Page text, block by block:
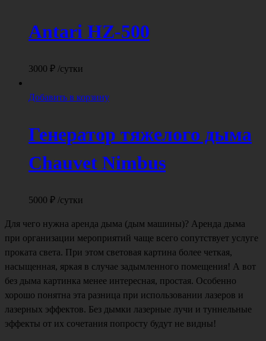
Antari HZ-500
3000 ₽ /сутки
Добавить в корзину
Генератор тяжелого дыма
Chauvet Nimbus
5000 ₽ /сутки
Для чего нужна аренда дыма (дым машины)? Аренда дыма
при организации мероприятий чаще всего сопутствует услуге
проката света. При этом световая картина более четкая,
насыщенная, яркая в случае задымленного помещения! А вот
без дыма картинка менее интересная, простая. Особенно
хорошо понятна эта разница при использовании лазеров и
лазерных эффектов. Без дымки лазерные лучи и туннельные
эффекты от их сочетания попросту будут не видны!